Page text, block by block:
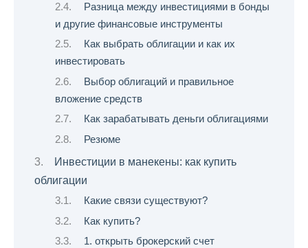
Разница между инвестициями в бонды
и другие финансовые инструменты
Как выбрать облигации и как их
инвестировать
Выбор облигаций и правильное
вложение средств
Как зарабатывать деньги облигациями
Резюме
Инвестиции в манекены: как купить
облигации
Какие связи существуют?
Как купить?
1. открыть брокерский счет